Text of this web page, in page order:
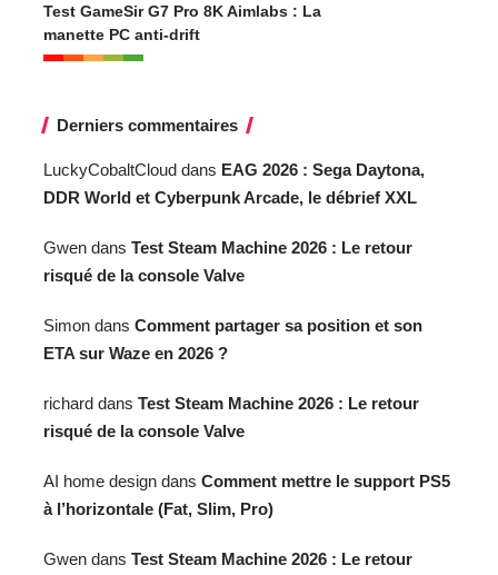
Test GameSir G7 Pro 8K Aimlabs : La
manette PC anti-drift
Derniers commentaires
LuckyCobaltCloud dans EAG 2026 : Sega Daytona,
DDR World et Cyberpunk Arcade, le débrief XXL
Gwen dans Test Steam Machine 2026 : Le retour
risqué de la console Valve
Simon dans Comment partager sa position et son
ETA sur Waze en 2026 ?
richard dans Test Steam Machine 2026 : Le retour
risqué de la console Valve
AI home design dans Comment mettre le support PS5
à l’horizontale (Fat, Slim, Pro)
Gwen dans Test Steam Machine 2026 : Le retour